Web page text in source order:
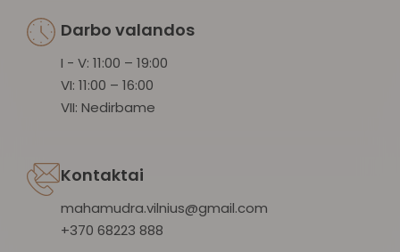
Darbo valandos
I - V: 11:00 – 19:00
VI: 11:00 – 16:00
VII: Nedirbame
Kontaktai
mahamudra.vilnius@gmail.com
+370 68223 888